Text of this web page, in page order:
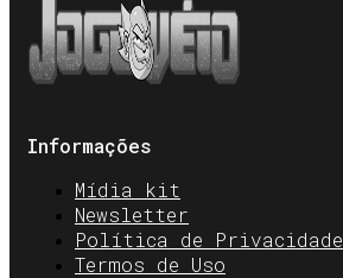
Informações
Mídia kit
Newsletter
Política de Privacidade
Termos de Uso